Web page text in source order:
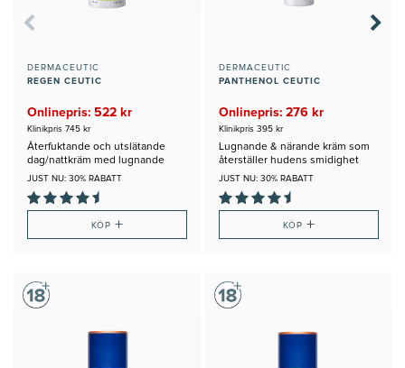
DERMACEUTIC
REGEN CEUTIC
Onlinepris: 522 kr
Klinikpris 745 kr
Återfuktande och utslätande
dag/nattkräm med lugnande
egenskaper
JUST NU: 30% RABATT
KÖP +
DERMACEUTIC
PANTHENOL CEUTIC
Onlinepris: 276 kr
Klinikpris 395 kr
Lugnande & närande kräm som
återställer hudens smidighet
JUST NU: 30% RABATT
KÖP +